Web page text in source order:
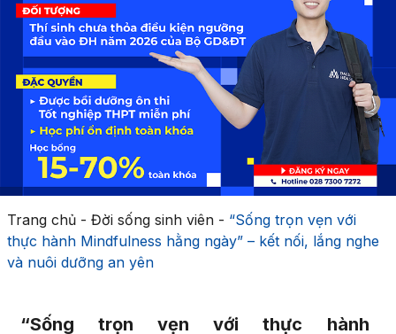
Trang chủ- Đời sống sinh viên- “Sống trọn vẹn với
thực hành Mindfulness hằng ngày” – kết nối, lắng nghe
và nuôi dưỡng an yên
“Sống trọn vẹn với thực hành